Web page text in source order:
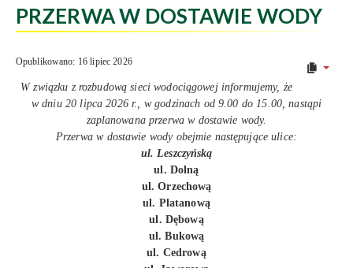
PRZERWA W DOSTAWIE WODY
Opublikowano: 16 lipiec 2026
W związku z rozbudową sieci wodociągowej informujemy, że
w dniu 20 lipca 2026 r., w godzinach od 9.00 do 15.00, nastąpi
zaplanowana przerwa w dostawie wody.
Przerwa w dostawie wody obejmie następujące ulice:
ul. Leszczyńską
ul. Dolną
ul. Orzechową
ul. Platanową
ul. Dębową
ul. Bukową
ul. Cedrową